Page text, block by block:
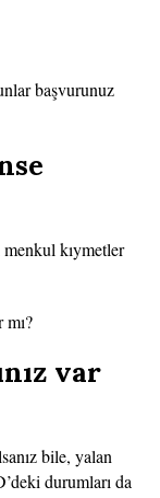
başvurunuz
menkul kıymetler
var
bile, yalan
durumları da